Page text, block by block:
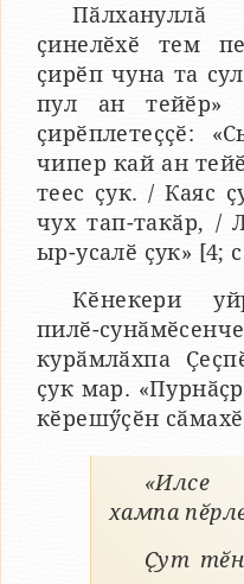
ҫинелӗхӗ тем
ҫирӗп чуна та
пул ан тейӗр»
ҫирӗплетеҫҫӗ:
чипер кай ан
теес ҫук. / Каяс
чух тап-такӑр, /
ыр-усалӗ ҫук» [4;
Кӗнекери
пилӗ-
курӑмлӑхпа
ҫук мар.
кӗрешӳҫӗн
«Илсе
хампа
Ҫут